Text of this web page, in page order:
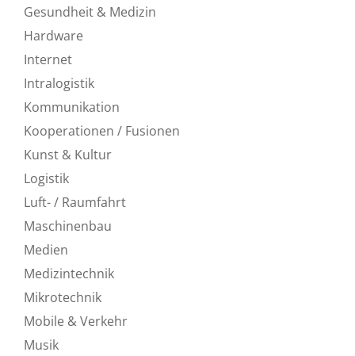
Gesundheit & Medizin
Hardware
Internet
Intralogistik
Kommunikation
Kooperationen / Fusionen
Kunst & Kultur
Logistik
Luft- / Raumfahrt
Maschinenbau
Medien
Medizintechnik
Mikrotechnik
Mobile & Verkehr
Musik